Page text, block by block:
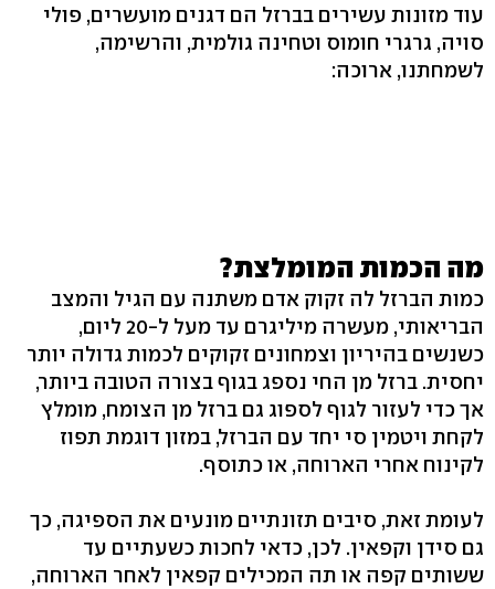
עוד מזונות עשירים בברזל הם דגנים מועשרים, פולי
סויה, גרגרי חומוס וטחינה גולמית, והרשימה,
לשמחתנו, ארוכה:
מה הכמות המומלצת?
כמות הברזל לה זקוק אדם משתנה עם הגיל והמצב
הבריאותי, מעשרה מיליגרם עד מעל ל-20 ליום,
כשנשים בהיריון וצמחונים זקוקים לכמות גדולה יותר
יחסית. ברזל מן החי נספג בגוף בצורה הטובה ביותר,
אך כדי לעזור לגוף לספוג גם ברזל מן הצומח, מומלץ
לקחת ויטמין סי יחד עם הברזל, במזון דוגמת תפוז
לקינוח אחרי הארוחה, או כתוסף.
לעומת זאת, סיבים תזונתיים מונעים את הספיגה, כך
גם סידן וקפאין. לכן, כדאי לחכות כשעתיים עד
ששותים קפה או תה המכילים קפאין לאחר הארוחה,